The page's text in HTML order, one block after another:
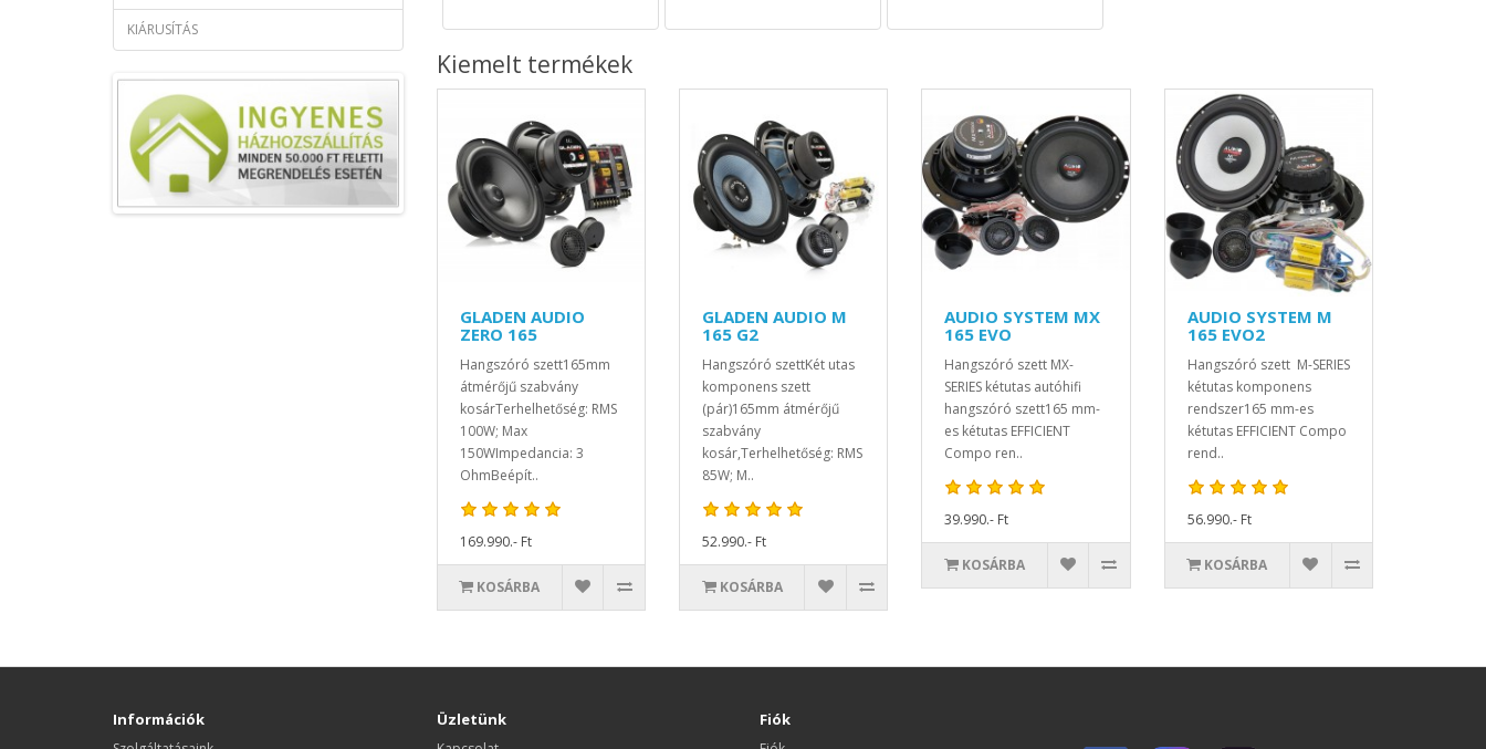
KIÁRUSÍTÁS
Kiemelt termékek
GLADEN AUDIO
ZERO 165
Hangszóró szett165mm
átmérőjű szabvány
kosárTerhelhetőség: RMS
100W; Max
150WImpedancia: 3
OhmBeépít..
169.990.- Ft
KOSÁRBA
GLADEN AUDIO M
165 G2
Hangszóró szettKét utas
komponens szett
(pár)165mm átmérőjű
szabvány
kosár,Terhelhetőség: RMS
85W; M..
52.990.- Ft
KOSÁRBA
AUDIO SYSTEM MX
165 EVO
Hangszóró szett MX-
SERIES kétutas autóhifi
hangszóró szett165 mm-
es kétutas EFFICIENT
Compo ren..
39.990.- Ft
KOSÁRBA
AUDIO SYSTEM M
165 EVO2
Hangszóró szett M-SERIES
kétutas komponens
rendszer165 mm-es
kétutas EFFICIENT Compo
rend..
56.990.- Ft
KOSÁRBA
Információk Üzletünk Fiók